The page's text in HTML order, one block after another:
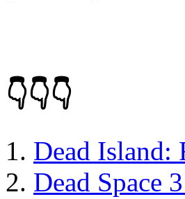
👇👇👇
Dead Island:
Dead Space